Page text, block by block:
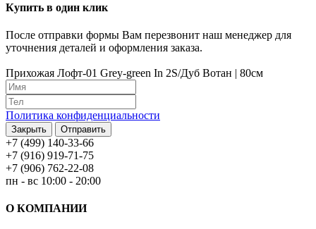
Купить в один клик
После отправки формы Вам перезвонит наш менеджер для
уточнения деталей и оформления заказа.
Прихожая Лофт-01 Grey-green In 2S/Дуб Вотан | 80см
Политика конфиденциальности
Закрыть Отправить
+7 (499) 140-33-66
+7 (916) 919-71-75
+7 (906) 762-22-08
пн - вс 10:00 - 20:00
О КОМПАНИИ